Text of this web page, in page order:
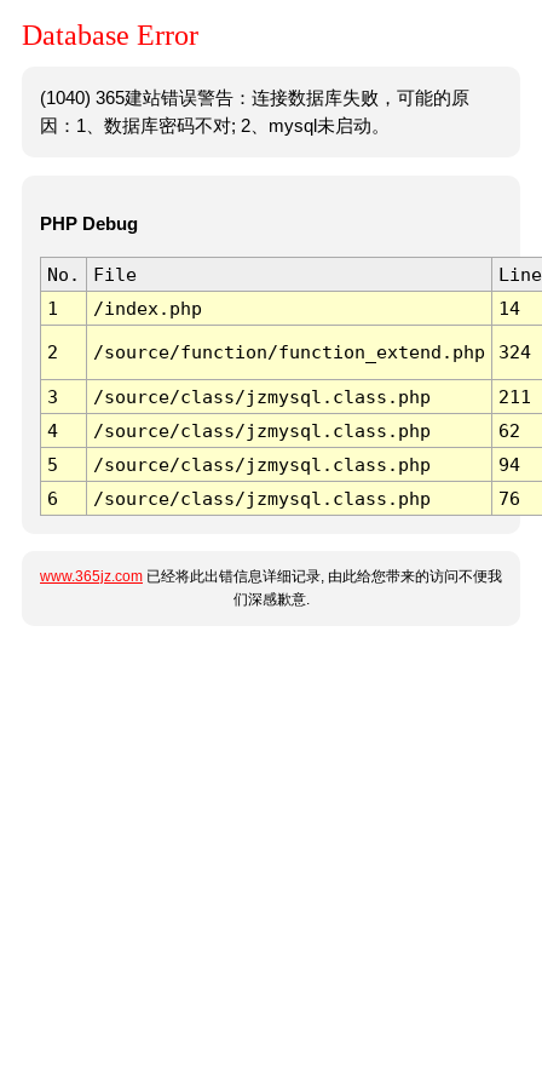
Database Error
(1040) 365建站错误警告：连接数据库失败，可能的原
因：1、数据库密码不对; 2、mysql未启动。
PHP Debug
No. File
Line
1
/index.php 14
2 /source/function/function_extend.php 324
3 /source/class/jzmysql.class.php
211
4
/source/class/jzmysql.class.php
62
5
/source/class/jzmysql.class.php
94
6
/source/class/jzmysql.class.php 76
www.365jz.com 已经将此出错信息详细记录, 由此给您带来的访问不便我
们深感歉意.